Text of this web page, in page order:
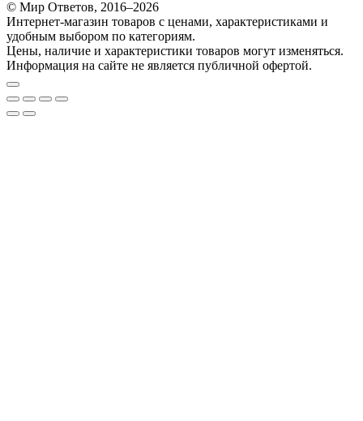
© Мир Ответов, 2016–2026
Интернет-магазин товаров с ценами, характеристиками и
удобным выбором по категориям.
Цены, наличие и характеристики товаров могут изменяться.
Информация на сайте не является публичной офертой.